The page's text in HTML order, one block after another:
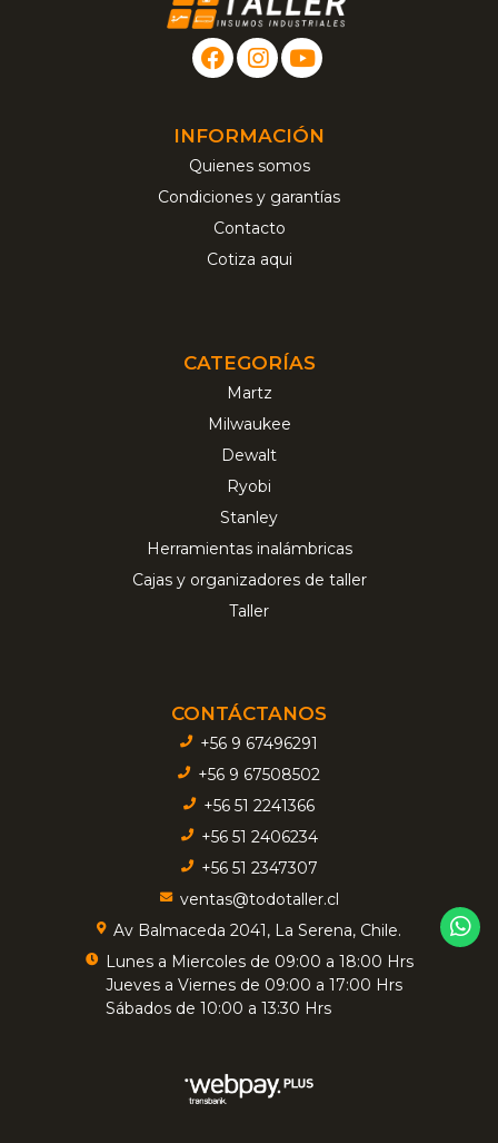
INFORMACIÓN
Quienes somos
Condiciones y garantías
Contacto
Cotiza aqui
CATEGORÍAS
Martz
Milwaukee
Dewalt
Ryobi
Stanley
Herramientas inalámbricas
Cajas y organizadores de taller
Taller
CONTÁCTANOS
+56 9 67496291
+56 9 67508502
+56 51 2241366
+56 51 2406234
+56 51 2347307
ventas@todotaller.cl
Av Balmaceda 2041, La Serena, Chile.
Lunes a Miercoles de 09:00 a 18:00 Hrs
Jueves a Viernes de 09:00 a 17:00 Hrs
Sábados de 10:00 a 13:30 Hrs